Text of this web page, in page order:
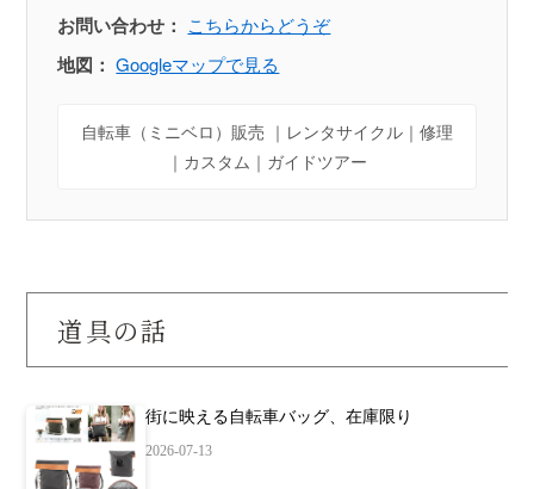
お問い合わせ： こちらからどうぞ
地図： Googleマップで見る
自転車（ミニベロ）販売 ｜レンタサイクル｜修理
｜カスタム｜ガイドツアー
道具の話
街に映える自転車バッグ、在庫限り
2026-07-13